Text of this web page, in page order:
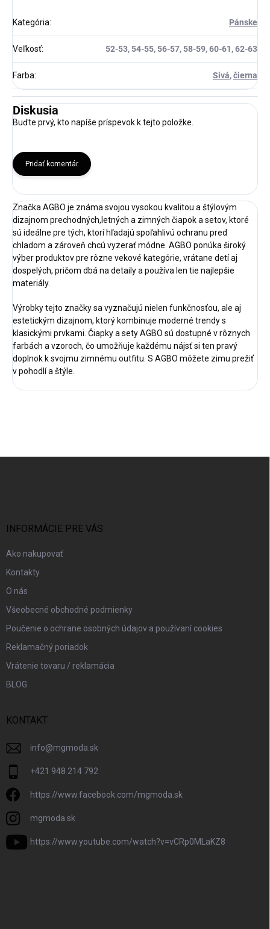
Kategória: Pánske
Veľkosť: 52-53, 54-55, 56-57, 58-59, 60-61, 62-63
Farba: Sivá,čierna
Diskusia
Buďte prvý, kto napíše príspevok k tejto položke.
Pridať komentár
Značka AGBO je známa svojou vysokou kvalitou a štýlovým
dizajnom prechodných,letných a zimných čiapok a setov, ktoré
sú ideálne pre tých, ktorí hľadajú spoľahlivú ochranu pred
chladom a zároveň chcú vyzerať módne. AGBO ponúka široký
výber produktov pre rôzne vekové kategórie, vrátane detí aj
dospelých, pričom dbá na detaily a používa len tie najlepšie
materiály.
Výrobky tejto značky sa vyznačujú nielen funkčnosťou, ale aj
estetickým dizajnom, ktorý kombinuje moderné trendy s
klasickými prvkami. Čiapky a sety AGBO sú dostupné v rôznych
farbách a vzoroch, čo umožňuje každému nájsť si ten pravý
doplnok k svojmu zimnému outfitu. S AGBO môžete zimu prežiť
v pohodlí a štýle.
INFORMÁCIE PRE VÁS
Ako nakupovať
Kontakty
O nás
Všeobecné obchodné podmienky
Poučenie o ochrane osobných údajov a používaní cookies
Reklamačný poriadok
Vrátenie tovaru / reklamácia
BLOG
KONTAKT
info@mgmoda.sk
+421 948 214 792
https://www.facebook.com/mgmoda.sk
mgmoda.sk
https://www.youtube.com/watch?v=vCRp0MLaKZ8